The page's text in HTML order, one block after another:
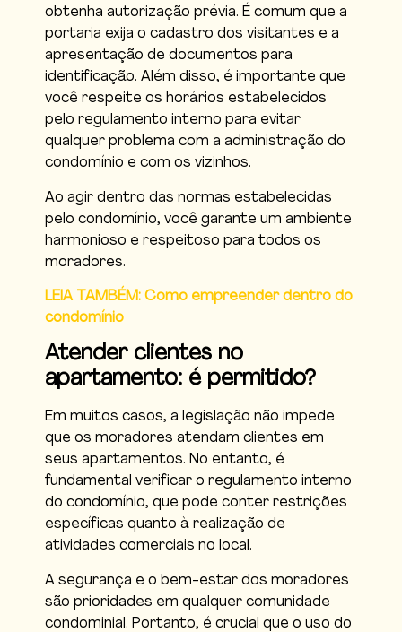
obtenha autorização prévia. É comum que a
portaria exija o cadastro dos visitantes e a
apresentação de documentos para
identificação. Além disso, é importante que
você respeite os horários estabelecidos
pelo regulamento interno para evitar
qualquer problema com a administração do
condomínio e com os vizinhos.
Ao agir dentro das normas estabelecidas
pelo condomínio, você garante um ambiente
harmonioso e respeitoso para todos os
moradores.
LEIA TAMBÉM: Como empreender dentro do
condomínio
Atender clientes no
apartamento: é permitido?
Em muitos casos, a legislação não impede
que os moradores atendam clientes em
seus apartamentos. No entanto, é
fundamental verificar o regulamento interno
do condomínio, que pode conter restrições
específicas quanto à realização de
atividades comerciais no local.
A segurança e o bem-estar dos moradores
são prioridades em qualquer comunidade
condominial. Portanto, é crucial que o uso do